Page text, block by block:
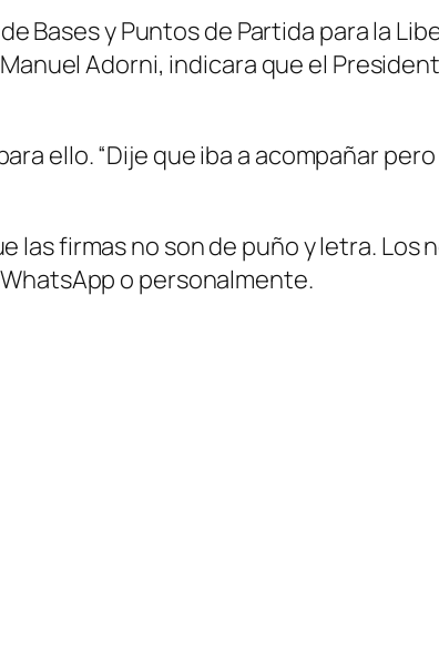
Bases y Puntos de Partida para la
Adorni, indicara que el
ello. “Dije que iba a acompañar
las firmas no son de puño y letra. Los
o personalmente.